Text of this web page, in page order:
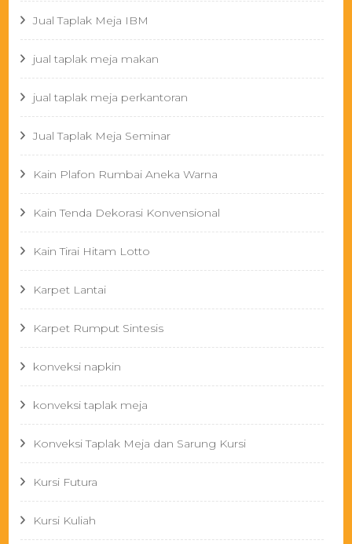
Jual Taplak Meja IBM
jual taplak meja makan
jual taplak meja perkantoran
Jual Taplak Meja Seminar
Kain Plafon Rumbai Aneka Warna
Kain Tenda Dekorasi Konvensional
Kain Tirai Hitam Lotto
Karpet Lantai
Karpet Rumput Sintesis
konveksi napkin
konveksi taplak meja
Konveksi Taplak Meja dan Sarung Kursi
Kursi Futura
Kursi Kuliah